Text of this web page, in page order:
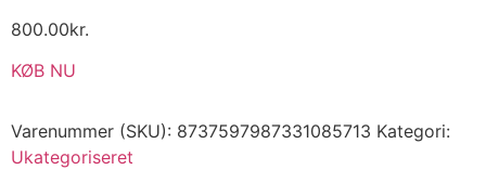
800.00kr.
KØB NU
Varenummer (SKU): 8737597987331085713 Kategori:
Ukategoriseret